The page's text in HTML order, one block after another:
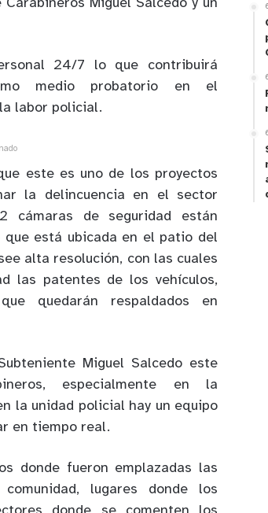
Miguel Salcedo y un
24/7 lo que contribuirá
medio probatorio en el
labor policial.
este es uno de los proyectos
la delincuencia en el sector
cámaras de seguridad están
está ubicada en el patio del
alta resolución, con las cuales
las patentes de los vehículos,
quedarán respaldados en
Miguel Salcedo este
especialmente en la
la unidad policial hay un equipo
en tiempo real.
donde fueron emplazadas las
lugares donde los